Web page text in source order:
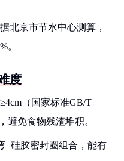
北京市节水中心测算，
。
度
（国家标准GB/T
避免食物残渣堆积。
+硅胶密封圈组合，能有